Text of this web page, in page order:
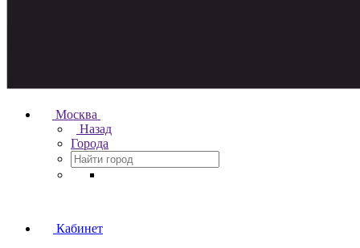
Москва
Назад
Города
Кабинет